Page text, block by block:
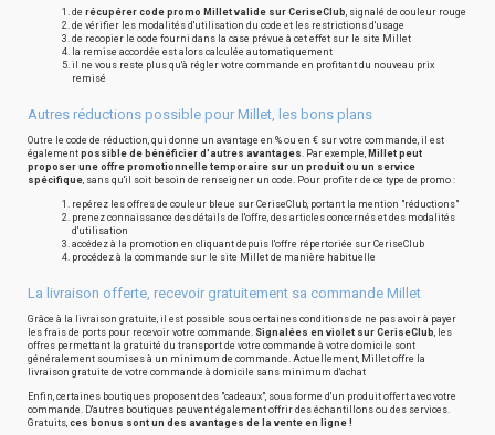
de récupérer code promo Millet valide sur CeriseClub, signalé de couleur rouge
de vérifier les modalités d'utilisation du code et les restrictions d'usage
de recopier le code fourni dans la case prévue à cet effet sur le site Millet
la remise accordée est alors calculée automatiquement
il ne vous reste plus qu'à régler votre commande en profitant du nouveau prix
remisé
Autres réductions possible pour Millet, les bons plans
Outre le code de réduction, qui donne un avantage en % ou en € sur votre commande, il est
également possible de bénéficier d'autres avantages. Par exemple, Millet peut
proposer une offre promotionnelle temporaire sur un produit ou un service
spécifique, sans qu'il soit besoin de renseigner un code. Pour profiter de ce type de promo :
repérez les offres de couleur bleue sur CeriseClub, portant la mention "réductions"
prenez connaissance des détails de l'offre, des articles concernés et des modalités
d'utilisation
accédez à la promotion en cliquant depuis l'offre répertoriée sur CeriseClub
procédez à la commande sur le site Millet de manière habituelle
La livraison offerte, recevoir gratuitement sa commande Millet
Grâce à la livraison gratuite, il est possible sous certaines conditions de ne pas avoir à payer
les frais de ports pour recevoir votre commande. Signalées en violet sur CeriseClub, les
offres permettant la gratuité du transport de votre commande à votre domicile sont
généralement soumises à un minimum de commande. Actuellement, Millet offre la
livraison gratuite de votre commande à domicile sans minimum d'achat
Enfin, certaines boutiques proposent des "cadeaux", sous forme d'un produit offert avec votre
commande. D'autres boutiques peuvent également offrir des échantillons ou des services.
Gratuits, ces bonus sont un des avantages de la vente en ligne !